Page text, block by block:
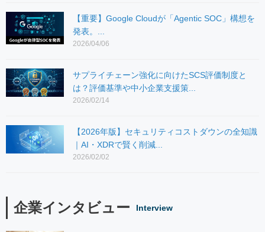
【重要】Google Cloudが「Agentic SOC」構想を
発表。...
2026/04/06
サプライチェーン強化に向けたSCS評価制度と
は？評価基準や中小企業支援策...
2026/02/14
【2026年版】セキュリティコストダウンの全知識
｜AI・XDRで賢く削減...
2026/02/02
企業インタビュー Interview